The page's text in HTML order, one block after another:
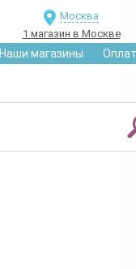
Москва
1 магазин в Москве
Наши магазины